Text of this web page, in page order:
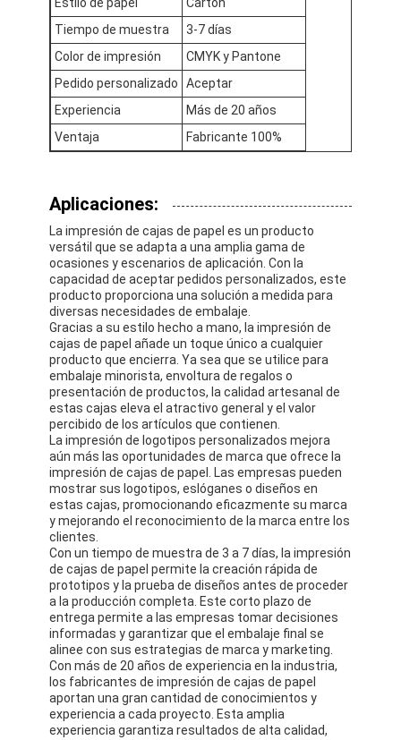
Visita a la fábrica
Control de calidad
Contáctenos
Noticias
Impresión de cajas de embalaje
Caja de empaquetado cosmética
Caja de embalaje de electrónica
bolsos de papel del regalo
Caja de regalo rígida
caja de papel plegable
Cuadro de visualización del contador
Los que se mueven en las estanterías
Etiqueta adhesiva
Bolso de empaquetado de la máscara facial
Impresión de folletos a medida
Paquete rojo personalizado
Tiempo de muestra
3-7 días
Color de impresión
CMYK y Pantone
Pedido personalizado
Aceptar
Experiencia
Más de 20 años
Ventaja
Fabricante 100%
Aplicaciones:
La impresión de cajas de papel es un producto
versátil que se adapta a una amplia gama de
ocasiones y escenarios de aplicación. Con la
capacidad de aceptar pedidos personalizados, este
producto proporciona una solución a medida para
diversas necesidades de embalaje.
Gracias a su estilo hecho a mano, la impresión de
cajas de papel añade un toque único a cualquier
producto que encierra. Ya sea que se utilice para
embalaje minorista, envoltura de regalos o
presentación de productos, la calidad artesanal de
estas cajas eleva el atractivo general y el valor
percibido de los artículos que contienen.
La impresión de logotipos personalizados mejora
aún más las oportunidades de marca que ofrece la
impresión de cajas de papel. Las empresas pueden
mostrar sus logotipos, eslóganes o diseños en
estas cajas, promocionando eficazmente su marca
y mejorando el reconocimiento de la marca entre los
clientes.
Con un tiempo de muestra de 3 a 7 días, la impresión
de cajas de papel permite la creación rápida de
prototipos y la prueba de diseños antes de proceder
a la producción completa. Este corto plazo de
entrega permite a las empresas tomar decisiones
informadas y garantizar que el embalaje final se
alinee con sus estrategias de marca y marketing.
Con más de 20 años de experiencia en la industria,
los fabricantes de impresión de cajas de papel
aportan una gran cantidad de conocimientos y
experiencia a cada proyecto. Esta amplia
experiencia garantiza resultados de alta calidad,